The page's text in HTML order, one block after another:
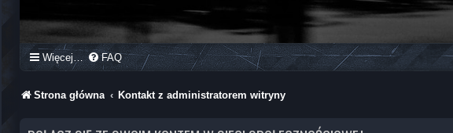
Więcej… FAQ
Strona główna Kontakt z administratorem witryny